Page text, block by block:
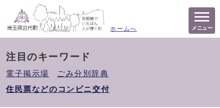
ホームへ メニュー
注目のキーワード
電子掲示場
ごみ分別辞典
住民票などのコンビニ交付